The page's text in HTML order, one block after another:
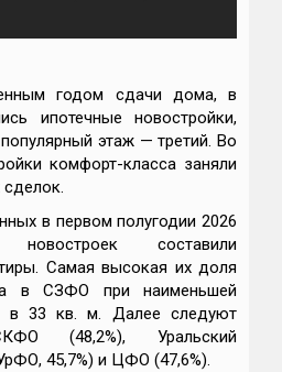
годом сдачи дома, в
ипотечные новостройки,
этаж — третий. Во
комфорт-класса заняли
сделок.
в первом полугодии 2026
составили
Самая высокая их доля
в СЗФО при наименьшей
в 33 кв. м. Далее следуют
(48,2%), Уральский
45,7%) и ЦФО (47,6%).